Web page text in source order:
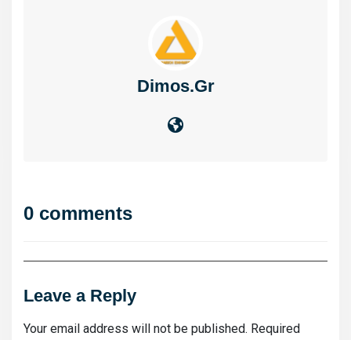
Dimos.gr
0 comments
Leave a Reply
Your email address will not be published. Required